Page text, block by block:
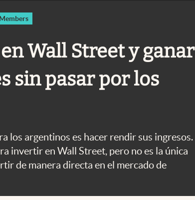
Wall Street y ganar
sin pasar por los
los argentinos es hacer rendir sus ingresos.
invertir en Wall Street, pero no es la única
de manera directa en el mercado de